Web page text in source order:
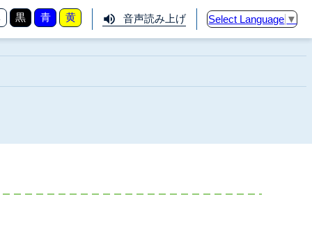
黒 青 黄 音声読み上げ Select Language ▼